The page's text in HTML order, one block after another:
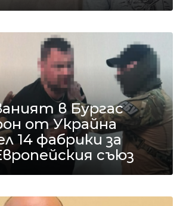
в Бургас
от Украйна
14 фабрики за
съюз